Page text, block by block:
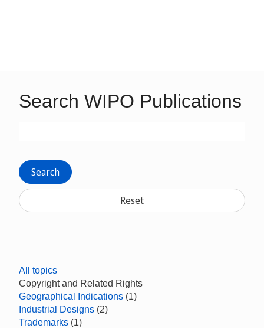
Search WIPO Publications
Search
Reset
All topics
Copyright and Related Rights
Geographical Indications (1)
Industrial Designs (2)
Trademarks (1)